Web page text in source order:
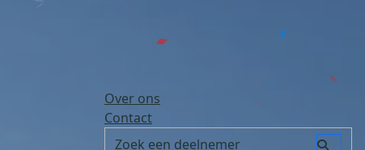
Over ons
Contact